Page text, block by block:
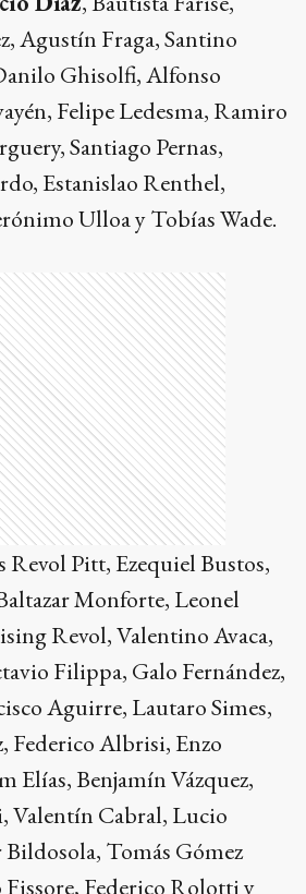
Agustín Fraga, Santino
Ghisolfi, Alfonso
Felipe Ledesma, Ramiro
Santiago Pernas,
Estanislao Renthel,
Ulloa y Tobías Wade.
Revol Pitt, Ezequiel Bustos,
Monforte, Leonel
Revol, Valentino Avaca,
Filippa, Galo Fernández,
Aguirre, Lautaro Simes,
Federico Albrisi, Enzo
Elías, Benjamín Vázquez,
Valentín Cabral, Lucio
Tomás Gómez
Fissore, Federico Rolotti y